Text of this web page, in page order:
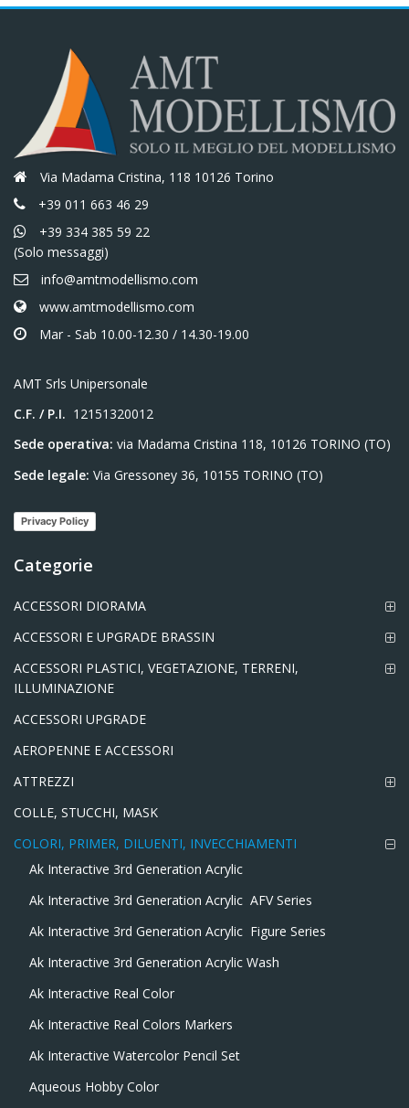
Via Madama Cristina, 118 10126 Torino
+39 011 663 46 29
+39 334 385 59 22
(Solo messaggi)
info@amtmodellismo.com
www.amtmodellismo.com
Mar - Sab 10.00-12.30 / 14.30-19.00
AMT Srls Unipersonale
C.F. / P.I. 12151320012
Sede operativa: via Madama Cristina 118, 10126 TORINO (TO)
Sede legale: Via Gressoney 36, 10155 TORINO (TO)
Privacy Policy
Categorie
ACCESSORI DIORAMA
ACCESSORI E UPGRADE BRASSIN
ACCESSORI PLASTICI, VEGETAZIONE, TERRENI,
ILLUMINAZIONE
ACCESSORI UPGRADE
AEROPENNE E ACCESSORI
ATTREZZI
COLLE, STUCCHI, MASK
COLORI, PRIMER, DILUENTI, INVECCHIAMENTI
Ak Interactive 3rd Generation Acrylic
Ak Interactive 3rd Generation Acrylic  AFV Series
Ak Interactive 3rd Generation Acrylic  Figure Series
Ak Interactive 3rd Generation Acrylic Wash
Ak Interactive Real Color
Ak Interactive Real Colors Markers
Ak Interactive Watercolor Pencil Set
Aqueous Hobby Color